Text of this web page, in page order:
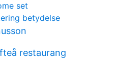
set
betydelse
restaurang